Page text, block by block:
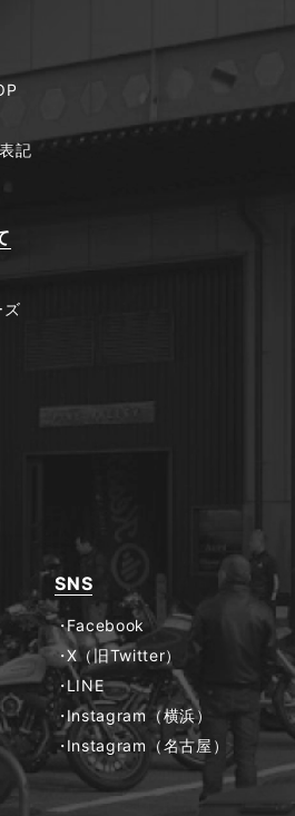
記
ズ
SNS
Facebook
X（旧Twitter）
LINE
Instagram（横浜）
Instagram（名古屋）